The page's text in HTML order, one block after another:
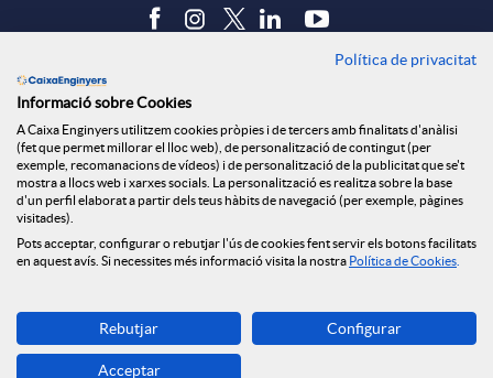
s
S
o
c
i
c
i
o
n
a
l
a
d
Política de cookies
Avís legal
Seguretat Online
Canal denúncies
Descarrega-la ara
Banca MOBILE
Política de privacitat
Informació sobre Cookies
A Caixa Enginyers utilitzem cookies pròpies i de tercers amb finalitats d'anàlisi
(fet que permet millorar el lloc web), de personalització de contingut (per
exemple, recomanacions de vídeos) i de personalització de la publicitat que se't
mostra a llocs web i xarxes socials. La personalització es realitza sobre la base
d'un perfil elaborat a partir dels teus hàbits de navegació (per exemple, pàgines
visitades).
Pots acceptar, configurar o rebutjar l'ús de cookies fent servir els botons facilitats
en aquest avís. Si necessites més informació visita la nostra Política de Cookies
Rebutjar Configurar
Acceptar